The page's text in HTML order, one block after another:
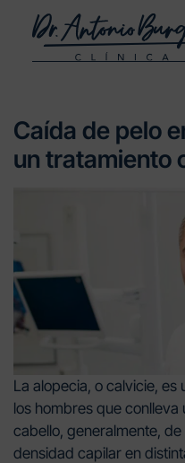
Caída de pelo
un tratamiento
La alopecia, o calvicie,
los hombres que
cabello, generalmente,
densidad capilar en